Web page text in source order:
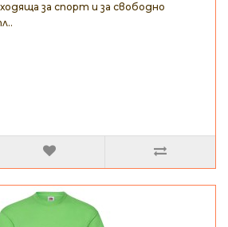
за спорт и за свободно